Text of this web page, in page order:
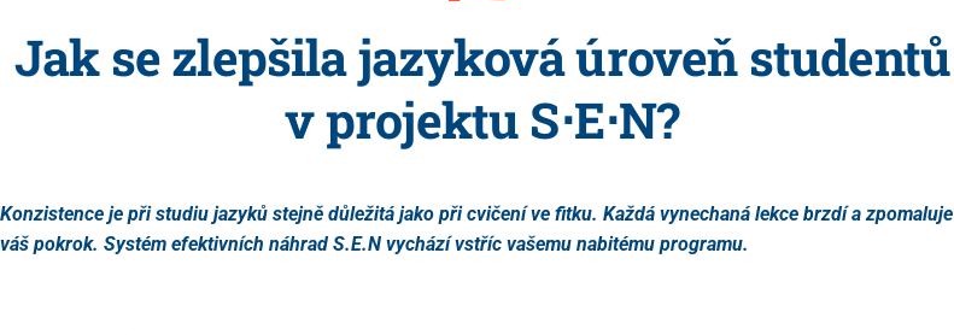
Jak se zlepšila jazyková úroveň studentů
v projektu S⋅E⋅N?
Konzistence je při studiu jazyků stejně důležitá jako při cvičení ve fitku. Každá vynechaná lekce brzdí a zpomaluje
váš pokrok. Systém efektivních náhrad S.E.N vychází vstříc vašemu nabitému programu.